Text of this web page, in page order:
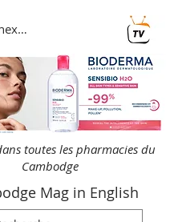
toutes les pharmacies du
Cambodge
Mag in English